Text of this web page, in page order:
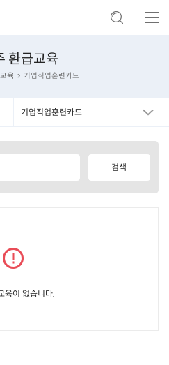
환급교육
육 기업직업훈련카드
기업직업훈련카드
육이 없습니다.